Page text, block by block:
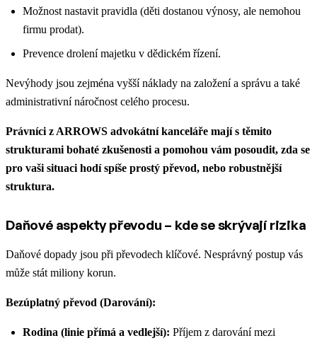
Možnost nastavit pravidla (děti dostanou výnosy, ale nemohou
firmu prodat).
Prevence drolení majetku v dědickém řízení.
Nevýhody jsou zejména vyšší náklady na založení a správu a také
administrativní náročnost celého procesu.
Právníci z ARROWS advokátní kanceláře mají s těmito
strukturami bohaté zkušenosti a pomohou vám posoudit, zda se
pro vaši situaci hodí spíše prostý převod, nebo robustnější
struktura.
Daňové aspekty převodu – kde se skrývají rizika
Daňové dopady jsou při převodech klíčové. Nesprávný postup vás
může stát miliony korun.
Bezúplatný převod (Darování):
Rodina (linie přímá a vedlejší): Příjem z darování mezi